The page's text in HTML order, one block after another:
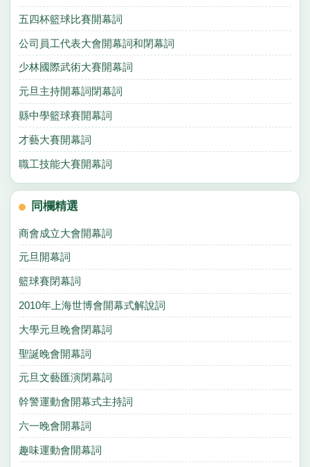
五四杯籃球比賽開幕詞
公司員工代表大會開幕詞和閉幕詞
少林國際武術大賽開幕詞
元旦主持開幕詞閉幕詞
縣中學籃球賽開幕詞
才藝大賽開幕詞
職工技能大賽開幕詞
同欄精選
商會成立大會開幕詞
元旦開幕詞
籃球賽閉幕詞
2010年上海世博會開幕式解說詞
大學元旦晚會閉幕詞
聖誕晚會開幕詞
元旦文藝匯演閉幕詞
幹警運動會開幕式主持詞
六一晚會開幕詞
趣味運動會開幕詞